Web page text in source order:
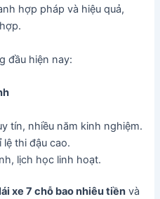
hợp pháp và hiệu quả,
đầu hiện nay:
tín, nhiều năm kinh nghiệm.
lệ thi đậu cao.
lịch học linh hoạt.
xe 7 chỗ bao nhiêu tiền và